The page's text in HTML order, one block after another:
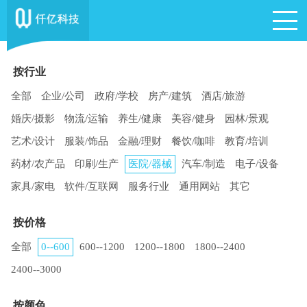
按行业
全部 企业/公司 政府/学校 房产/建筑 酒店/旅游
婚庆/摄影 物流/运输 养生/健康 美容/健身 园林/景观
艺术/设计 服装/饰品 金融/理财 餐饮/咖啡 教育/培训
药材/农产品 印刷/生产 医院/器械 汽车/制造 电子/设备
家具/家电 软件/互联网 服务行业 通用网站 其它
按价格
全部 0--600 600--1200 1200--1800 1800--2400
2400--3000